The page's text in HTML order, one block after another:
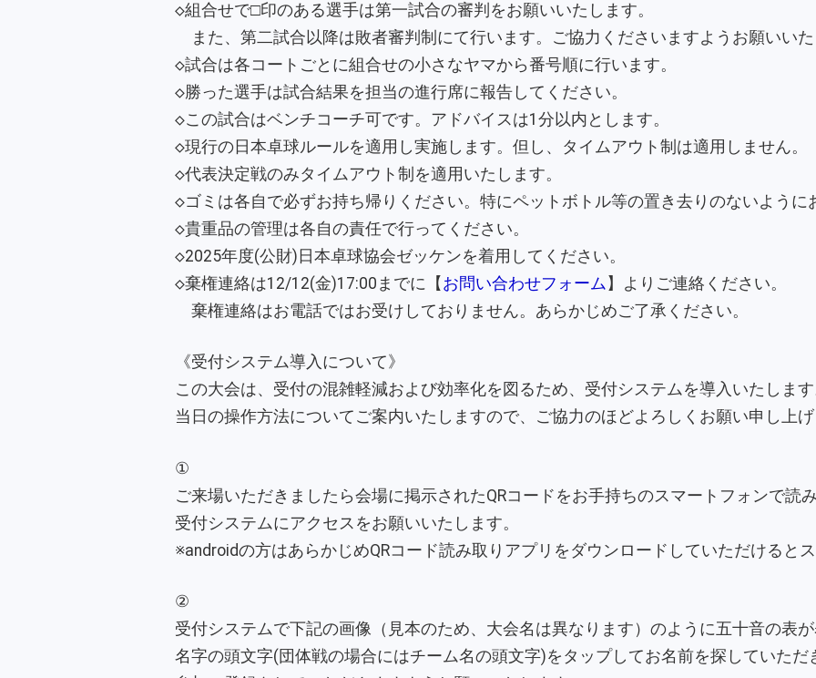
◇組合せで□印のある選手は第一試合の審判をお願いいたします。
また、第二試合以降は敗者審判制にて行います。ご協力くださいますようお願いいた
◇試合は各コートごとに組合せの小さなヤマから番号順に行います。
◇勝った選手は試合結果を担当の進行席に報告してください。
◇この試合はベンチコーチ可です。アドバイスは1分以内とします。
◇現行の日本卓球ルールを適用し実施します。但し、タイムアウト制は適用しません。
◇代表決定戦のみタイムアウト制を適用いたします。
◇ゴミは各自で必ずお持ち帰りください。特にペットボトル等の置き去りのないように
◇貴重品の管理は各自の責任で行ってください。
◇2025年度(公財)日本卓球協会ゼッケンを着用してください。
◇棄権連絡は12/12(金)17:00までに【 お問い合わせフォーム 】よりご連絡ください。
棄権連絡はお電話ではお受けしておりません。あらかじめご了承ください。
《受付システム導入について》
この大会は、受付の混雑軽減および効率化を図るため、受付システムを導入いたします
当日の操作方法についてご案内いたしますので、ご協力のほどよろしくお願い申し上げ
①
ご来場いただきましたら会場に掲示されたQRコードをお手持ちのスマートフォンで読み
受付システムにアクセスをお願いいたします。
※androidの方はあらかじめQRコード読み取りアプリをダウンロードしていただけるとス
②
受付システムで下記の画像（見本のため、大会名は異なります）のように五十音の表が
名字の頭文字(団体戦の場合にはチーム名の頭文字)をタップしてお名前を探していただ